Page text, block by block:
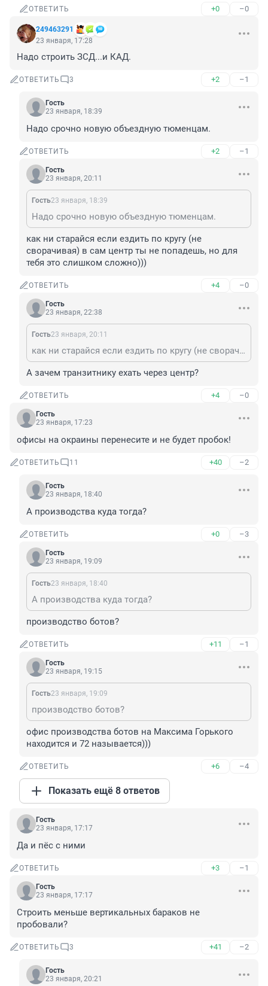
ОТВЕТИТЬ +0 –0
249463291
23 января, 17:28
Надо строить ЗСД...и КАД.
ОТВЕТИТЬ 3 +2 –1
Гость
23 января, 18:39
Надо срочно новую объездную тюменцам.
ОТВЕТИТЬ +2 –1
Гость
23 января, 20:11
Гость23 января, 18:39
Надо срочно новую объездную тюменцам.
как ни старайся если ездить по кругу (не
сворачивая) в сам центр ты не попадешь, но для
тебя это слишком сложно)))
ОТВЕТИТЬ +4 –0
Гость
23 января, 22:38
Гость23 января, 20:11
как ни старайся если ездить по кругу (не сворачивая) в сам центр ты не попадешь, но для тебя это слишком сложно)))
А зачем транзитнику ехать через центр?
ОТВЕТИТЬ +4 –0
Гость
23 января, 17:23
офисы на окраины перенесите и не будет пробок!
ОТВЕТИТЬ 11 +40 –2
Гость
23 января, 18:40
А производства куда тогда?
ОТВЕТИТЬ +0 –3
Гость
23 января, 19:09
Гость23 января, 18:40
А производства куда тогда?
производство ботов?
ОТВЕТИТЬ +11 –1
Гость
23 января, 19:15
Гость23 января, 19:09
производство ботов?
офис производства ботов на Максима Горького
находится и 72 называется)))
ОТВЕТИТЬ +6 –4
Показать ещё 8 ответов
Гость
23 января, 17:17
Да и пёс с ними
ОТВЕТИТЬ +3 –1
Гость
23 января, 17:17
Строить меньше вертикальных бараков не
пробовали?
ОТВЕТИТЬ 3 +41 –2
Гость
23 января, 20:21